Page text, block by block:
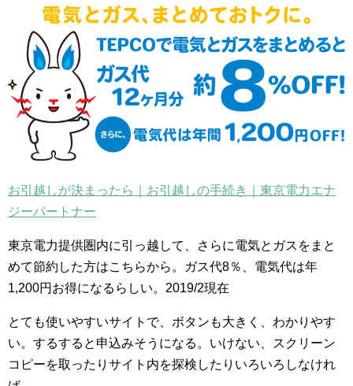
お引越しが決まったら｜お引越しの手続き｜東京電力エナ
ジーパートナー
東京電力提供圏内に引っ越して、さらに電気とガスをまと
めて節約した方はこちらから。ガス代8％、電気代は年
1,200円お得になるらしい。2019/2現在
とても使いやすいサイトで、ボタンも大きく、わかりやす
い。するすると申込みそうになる。いけない、スクリーン
コピーを取ったりサイト内を探検したりいろいろしなけれ